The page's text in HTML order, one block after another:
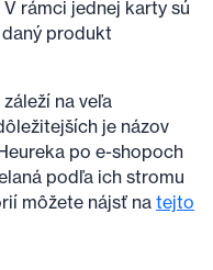
rámci jednej karty sú
produkt
na veľa
je názov
po e-shopoch
podľa ich stromu
môžete nájsť natejto